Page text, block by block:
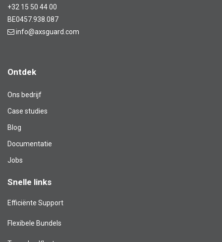
+32 15 50 44 00
BE0457.938.087
info@axsguard.com
Ontdek
Ons bedrijf
Case studies
Blog​
Documentatie
Jobs
Snelle links
Efficiënte Support
Flexibele Bundels